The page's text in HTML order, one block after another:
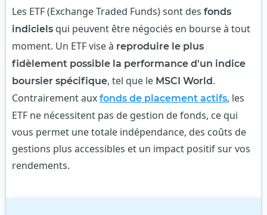
Les ETF (Exchange Traded Funds) sont des fonds
indiciels qui peuvent être négociés en bourse à tout
moment. Un ETF vise à reproduire le plus
fidèlement possible la performance d'un indice
boursier spécifique, tel que le MSCI World .
Contrairement aux fonds de placement actifs, les
ETF ne nécessitent pas de gestion de fonds, ce qui
vous permet une totale indépendance, des coûts de
gestions plus accessibles et un impact positif sur vos
rendements.